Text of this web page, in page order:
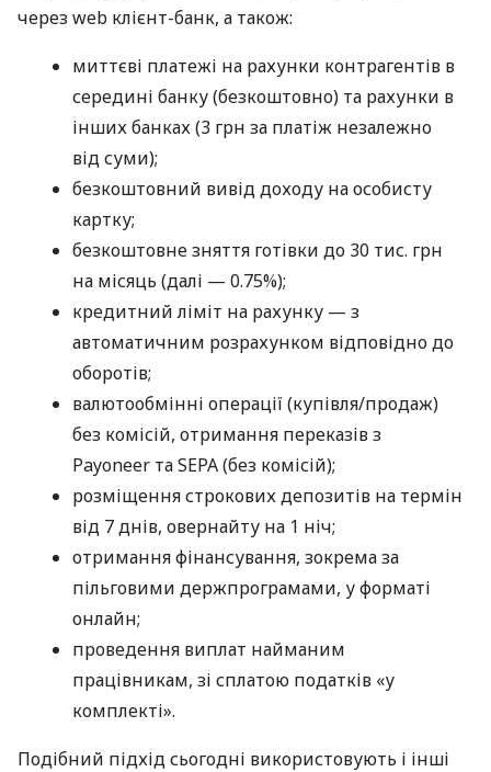
через web клієнт-банк, а також:
миттєві платежі на рахунки контрагентів в
середині банку (безкоштовно) та рахунки в
інших банках (3 грн за платіж незалежно
від суми);
безкоштовний вивід доходу на особисту
картку;
безкоштовне зняття готівки до 30 тис. грн
на місяць (далі — 0.75%);
кредитний ліміт на рахунку — з
автоматичним розрахунком відповідно до
оборотів;
валютообмінні операції (купівля/продаж)
без комісій, отримання переказів з
Payoneer та SEPA (без комісій);
розміщення строкових депозитів на термін
від 7 днів, овернайту на 1 ніч;
отримання фінансування, зокрема за
пільговими держпрограмами, у форматі
онлайн;
проведення виплат найманим
працівникам, зі сплатою податків «у
комплекті».
Подібний підхід сьогодні використовують і інші